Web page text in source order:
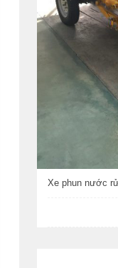
Xe phun nước